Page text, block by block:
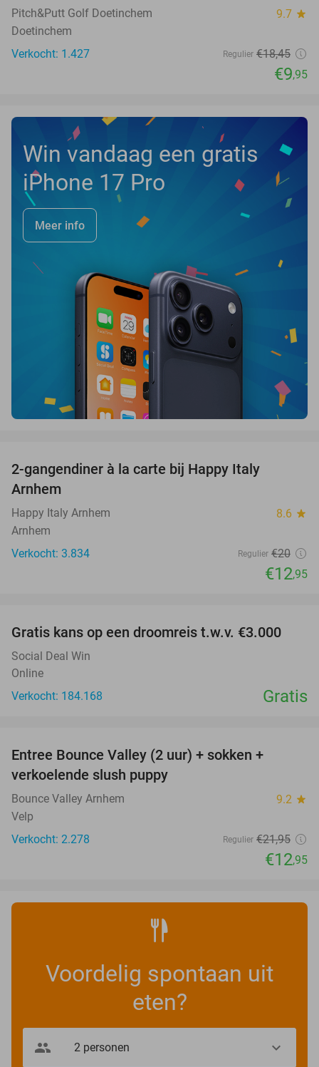
Pitch&Putt Golf Doetinchem 9.7 star
Doetinchem
Verkocht: 1.427
Regulier €18,45
€9,95
Win vandaag een gratis
iPhone 17 Pro
Meer info
2-gangendiner à la carte bij Happy Italy
Arnhem
Happy Italy Arnhem 8.6 star
Arnhem
Verkocht: 3.834
Regulier €20
€12,95
Gratis kans op een droomreis t.w.v. €3.000
Social Deal Win
Online
Verkocht: 184.168
Gratis
Entree Bounce Valley (2 uur) + sokken +
verkoelende slush puppy
Bounce Valley Arnhem 9.2 star
Velp
Verkocht: 2.278
Regulier €21,95
€12,95
Voordelig spontaan uit
eten?